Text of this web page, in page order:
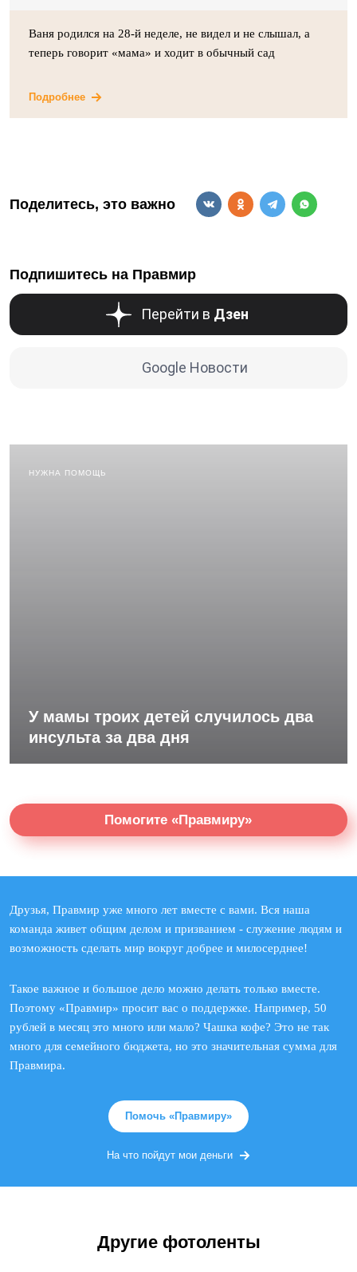
Ваня родился на 28-й неделе, не видел и не слышал, а
теперь говорит «мама» и ходит в обычный сад
Подробнее
Поделитесь, это важно
Подпишитесь на Правмир
Перейти в Дзен
Google Новости
НУЖНА ПОМОЩЬ
У мамы троих детей случилось два
инсульта за два дня
Помогите «Правмиру»
Друзья, Правмир уже много лет вместе с вами. Вся наша
команда живет общим делом и призванием - служение людям и
возможность сделать мир вокруг добрее и милосерднее!
Такое важное и большое дело можно делать только вместе.
Поэтому «Правмир» просит вас о поддержке. Например, 50
рублей в месяц это много или мало? Чашка кофе? Это не так
много для семейного бюджета, но это значительная сумма для
Правмира.
Помочь «Правмиру»
На что пойдут мои деньги
Другие фотоленты